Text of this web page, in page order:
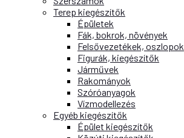
Terep kiegészítők
Épületek
Fák, bokrok, növények
Felsővezetékek, oszlopok
Figurák, kiegészítők
Járművek
Rakományok
Szóróanyagok
Vízmodellezés
Egyéb kiegészítők
Épület kiegészítők